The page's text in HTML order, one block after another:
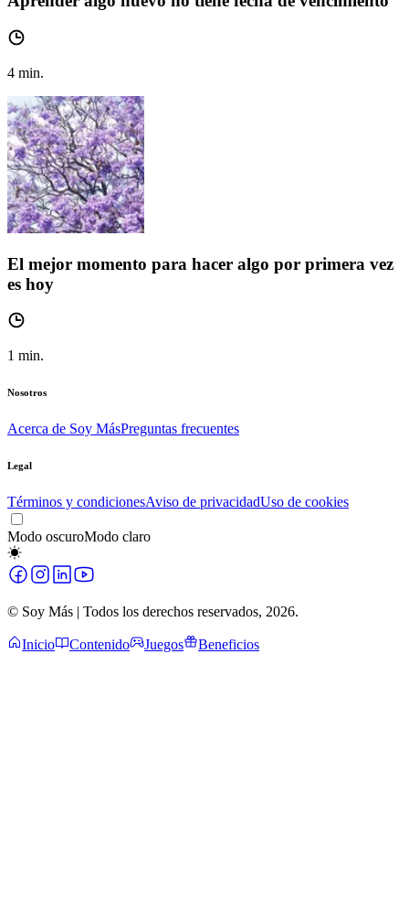
4 min.
El mejor momento para hacer algo por primera vez
es hoy
1 min.
Nosotros
Acerca de Soy MásPreguntas frecuentes
Legal
Términos y condicionesAviso de privacidadUso de cookies
Modo oscuroModo claro
© Soy Más | Todos los derechos reservados, 2026.
Inicio Contenido Juegos Beneficios